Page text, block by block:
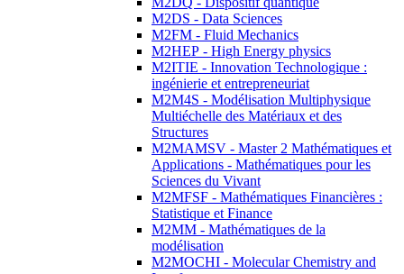
M2DS - Data Sciences
M2FM - Fluid Mechanics
M2HEP - High Energy physics
M2ITIE - Innovation Technologique :
ingénierie et entrepreneuriat
M2M4S - Modélisation Multiphysique
Multiéchelle des Matériaux et des
Structures
M2MAMSV - Master 2 Mathématiques et
Applications - Mathématiques pour les
Sciences du Vivant
M2MFSF - Mathématiques Financières :
Statistique et Finance
M2MM - Mathématiques de la
modélisation
M2MOCHI - Molecular Chemistry and